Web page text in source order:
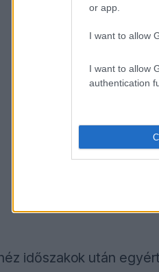
or app.
I want to allow
I want to allow
authentication
időszakok után